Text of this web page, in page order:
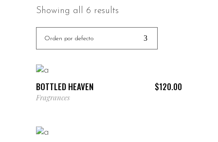
Showing all 6 results
Orden por defecto
BOTTLED HEAVEN $120.00
Fragrances